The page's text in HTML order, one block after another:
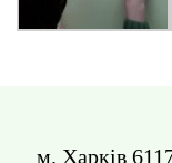
м. Харків